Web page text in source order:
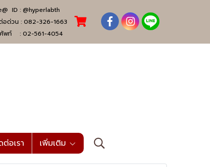
ID : @hyperlabth
อด่วน : 082-326-1663
ศัพท์ : 02-561-4054
อเรา เพิ่มเติม